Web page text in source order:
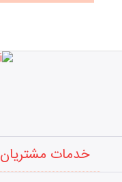
خدمات مشتریان